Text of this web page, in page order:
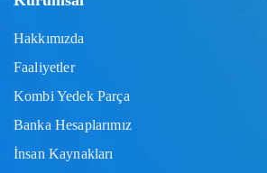
Hakkımızda
Faaliyetler
Kombi Yedek Parça
Banka Hesaplarımız
İnsan Kaynakları